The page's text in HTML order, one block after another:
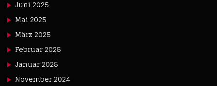
Juni 2025
Mai 2025
März 2025
Februar 2025
Januar 2025
November 2024